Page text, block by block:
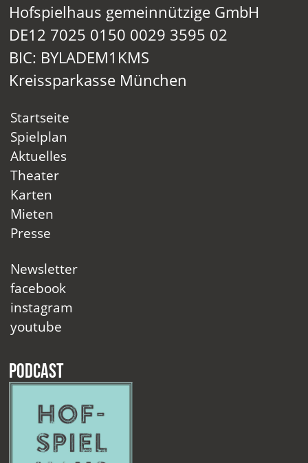
Hofspielhaus gemeinnützige GmbH
DE12 7025 0150 0029 3595 02
BIC: BYLADEM1KMS
Kreissparkasse München
Startseite
Spielplan
Aktuelles
Theater
Karten
Mieten
Presse
Newsletter
facebook
instagram
youtube
Podcast